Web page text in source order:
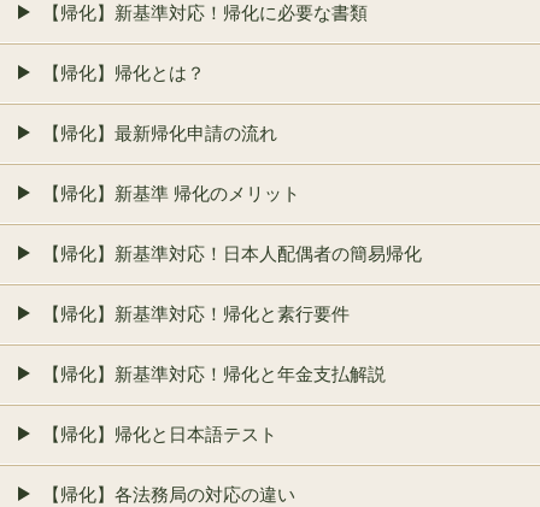
【帰化】新基準対応！帰化に必要な書類
【帰化】帰化とは？
【帰化】最新帰化申請の流れ
【帰化】新基準 帰化のメリット
【帰化】新基準対応！日本人配偶者の簡易帰化
【帰化】新基準対応！帰化と素行要件
【帰化】新基準対応！帰化と年金支払解説
【帰化】帰化と日本語テスト
【帰化】各法務局の対応の違い